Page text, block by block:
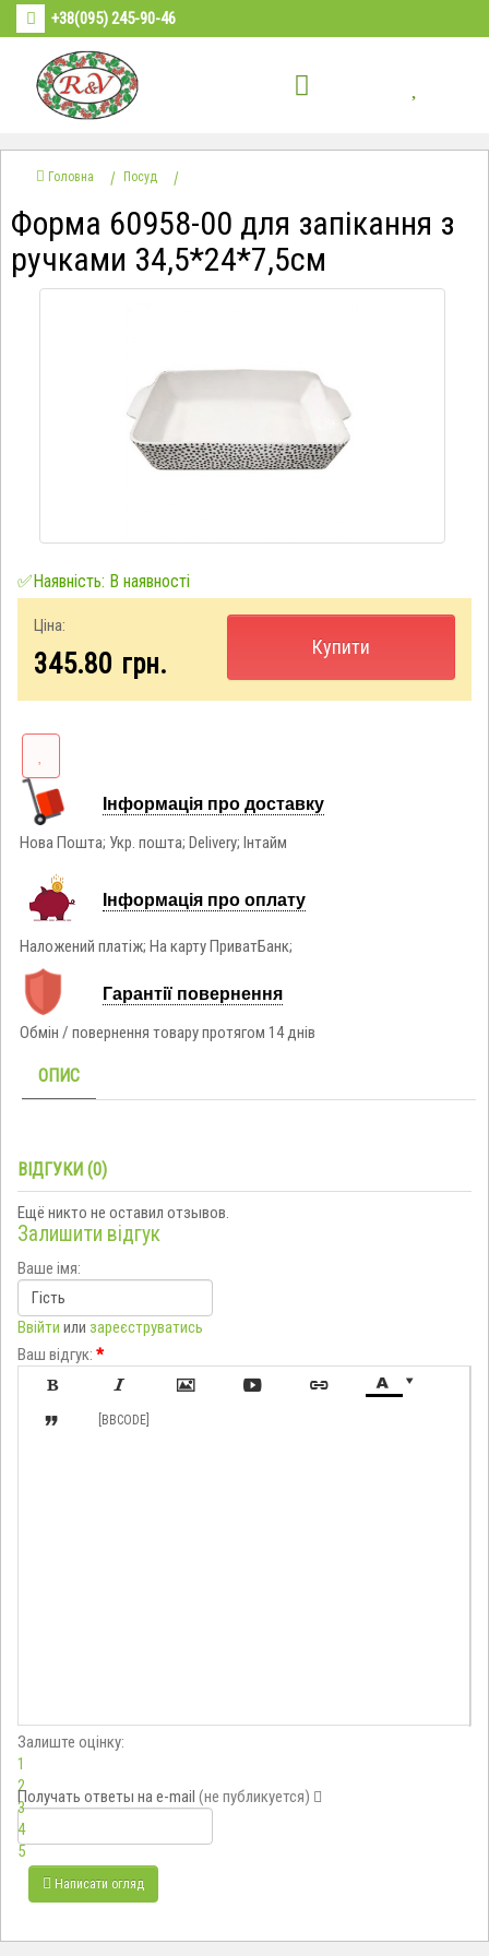
+38(095) 245-90-46
Головна Посуд
Форма 60958-00 для запікання з
ручками 34,5*24*7,5см
✅Наявність: В наявності
Ціна:
345.80 грн.
Купити
Інформація про доставку
Нова Пошта; Укр. пошта; Delivery; Інтайм
Інформація про оплату
Наложений платіж; На карту ПриватБанк;
Гарантії повернення
Обмін / повернення товару протягом 14 днів
ОПИС
ВІДГУКИ (0)
Ещё никто не оставил отзывов.
Залишити відгук
Ваше імя:
Ввійти или зареєструватись
Ваш відгук: *

     
 [BBCODE]
Залиште оцінку:
1
2
3
4
5
Получать ответы на e-mail (не публикуется)
Написати огляд